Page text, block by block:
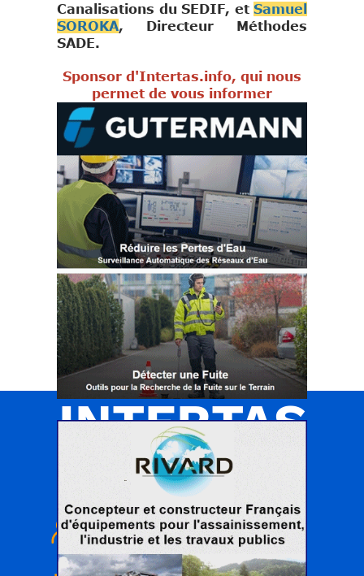
INTERTAS
< Qui sommes nous
Portail des réseaux aériens & souterrains
Canalisations du SEDIF, et Samuel
SOROKA, Directeur Méthodes
SADE.
Sponsor d'Intertas.info, qui nous
permet de vous informer